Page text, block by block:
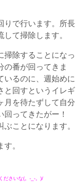
りで行います。所長
て掃除します。
掃除することになっ
の番が回ってきま
いるのに、週始めに
と回すというイレギ
月を待たずして自分
ってきたがー！
ぶことになります。
。
ださいな(。-_-。)/